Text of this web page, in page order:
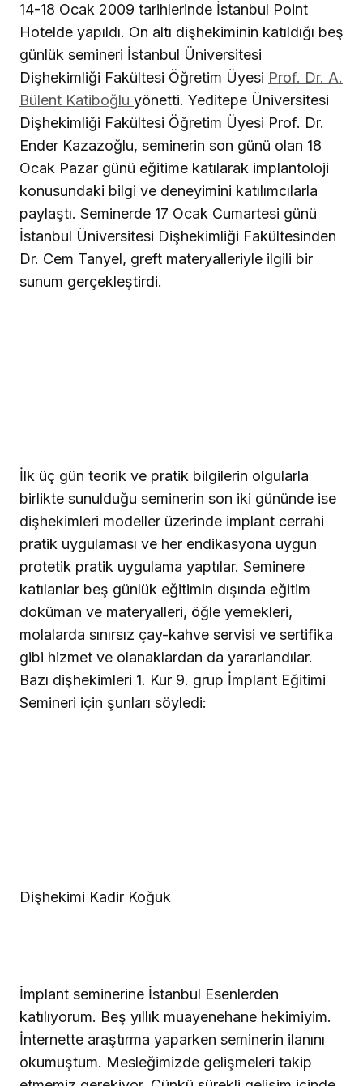
14-18 Ocak 2009 tarihlerinde İstanbul Point
Hotelde yapıldı. On altı dişhekiminin katıldığı beş
günlük semineri İstanbul Üniversitesi
Dişhekimliği Fakültesi Öğretim Üyesi Prof. Dr. A.
Bülent Katiboğlu yönetti. Yeditepe Üniversitesi
Dişhekimliği Fakültesi Öğretim Üyesi Prof. Dr.
Ender Kazazoğlu, seminerin son günü olan 18
Ocak Pazar günü eğitime katılarak implantoloji
konusundaki bilgi ve deneyimini katılımcılarla
paylaştı. Seminerde 17 Ocak Cumartesi günü
İstanbul Üniversitesi Dişhekimliği Fakültesinden
Dr. Cem Tanyel, greft materyalleriyle ilgili bir
sunum gerçekleştirdi.
İlk üç gün teorik ve pratik bilgilerin olgularla
birlikte sunulduğu seminerin son iki gününde ise
dişhekimleri modeller üzerinde implant cerrahi
pratik uygulaması ve her endikasyona uygun
protetik pratik uygulama yaptılar. Seminere
katılanlar beş günlük eğitimin dışında eğitim
doküman ve materyalleri, öğle yemekleri,
molalarda sınırsız çay-kahve servisi ve sertifika
gibi hizmet ve olanaklardan da yararlandılar.
Bazı dişhekimleri 1. Kur 9. grup İmplant Eğitimi
Semineri için şunları söyledi:
Dişhekimi Kadir Koğuk
İmplant seminerine İstanbul Esenlerden
katılıyorum. Beş yıllık muayenehane hekimiyim.
İnternette araştırma yaparken seminerin ilanını
okumuştum. Mesleğimizde gelişmeleri takip